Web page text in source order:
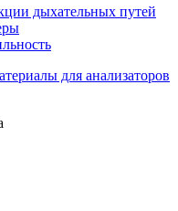
дыхательных путей
для анализаторов